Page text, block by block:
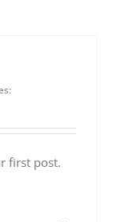
first post.